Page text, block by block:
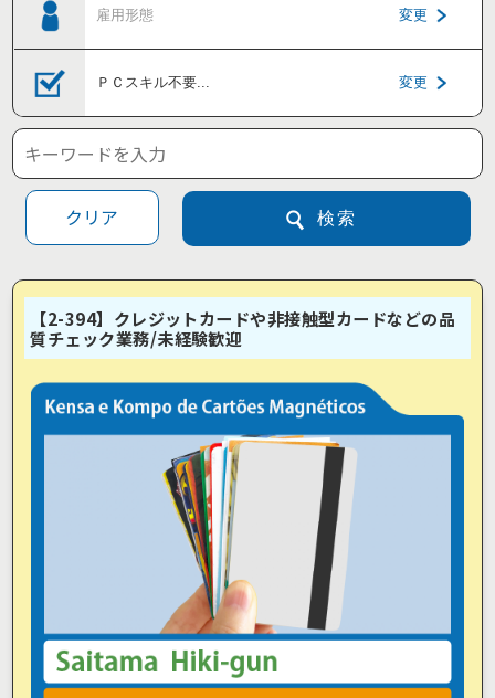
雇用形態 変更
ＰＣスキル不要... 変更
クリア 検索
【2-394】クレジットカードや非接触型カードなどの品
質チェック業務/未経験歓迎